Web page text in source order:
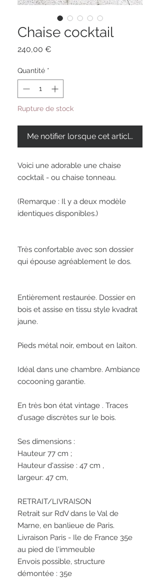
Chaise cocktail
240,00 €
Quantité *
Rupture de stock
Me notifier lorsque cet article est
Voici une adorable une chaise
cocktail - ou chaise tonneau.
(Remarque : Il y a deux modèle
identiques disponibles.)
Très confortable avec son dossier
qui épouse agréablement le dos.
Entièrement restaurée. Dossier en
bois et assise en tissu style kvadrat
jaune.
Pieds métal noir, embout en laiton.
Idéal dans une chambre. Ambiance
cocooning garantie.
En très bon état vintage . Traces
d'usage discrètes sur le bois.
Ses dimensions :
Hauteur 77 cm ;
Hauteur d'assise : 47 cm ,
largeur: 47 cm,
RETRAIT/LIVRAISON
Retrait sur RdV dans le Val de
Marne, en banlieue de Paris.
Livraison Paris - Ile de France 35e
au pied de l'immeuble
Envois possible, structure
démontée : 35e